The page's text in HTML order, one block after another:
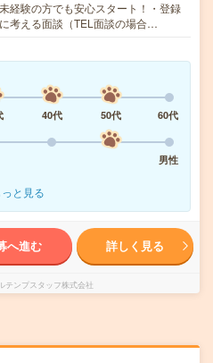
経験の方でも安心スタート！・登録
考える面談（TEL面談の場合…
40代 50代
60代
男性
っと見る
へ進む 詳しく見る
テンプスタッフ株式会社